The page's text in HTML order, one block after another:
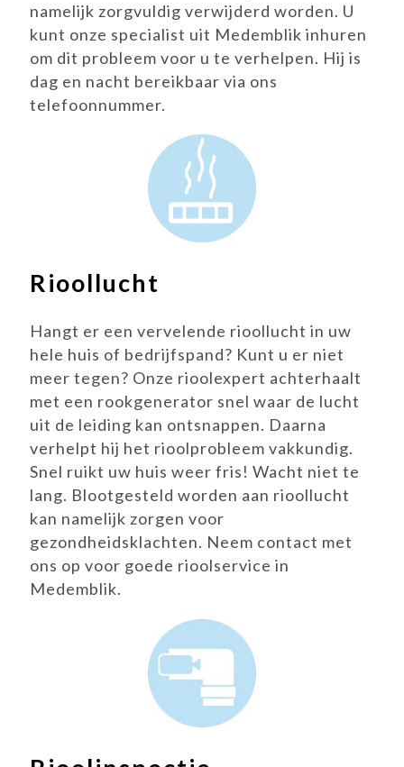
namelijk zorgvuldig verwijderd worden. U
kunt onze specialist uit Medemblik inhuren
om dit probleem voor u te verhelpen. Hij is
dag en nacht bereikbaar via ons
telefoonnummer.
Rioollucht
Hangt er een vervelende rioollucht in uw
hele huis of bedrijfspand? Kunt u er niet
meer tegen? Onze rioolexpert achterhaalt
met een rookgenerator snel waar de lucht
uit de leiding kan ontsnappen. Daarna
verhelpt hij het rioolprobleem vakkundig.
Snel ruikt uw huis weer fris! Wacht niet te
lang. Blootgesteld worden aan rioollucht
kan namelijk zorgen voor
gezondheidsklachten. Neem contact met
ons op voor goede rioolservice in
Medemblik.